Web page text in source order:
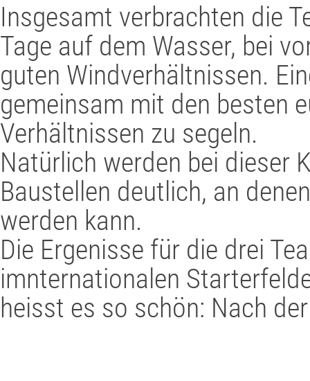
Insgesamt verbrachten die
Tage auf dem Wasser, bei
guten Windverhältnissen.
gemeinsam mit den besten
Verhältnissen zu segeln.
Natürlich werden bei dieser
Baustellen deutlich, an
werden kann.
Die Ergenisse für die drei
imnternationalen
heisst es so schön: Nach